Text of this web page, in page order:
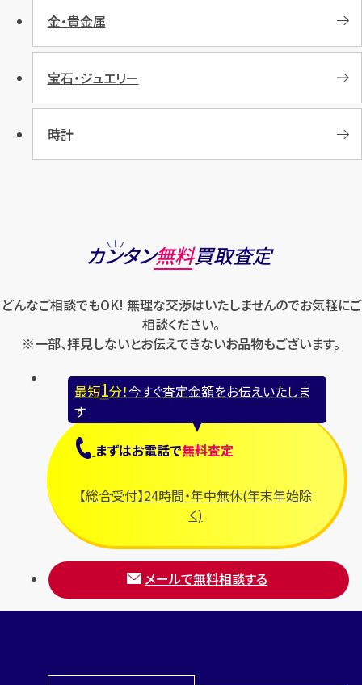
金・貴金属
宝石・ジュエリー
時計
カンタン無料買取査定
どんなご相談でもOK! 無理な交渉はいたしませんのでお気軽にご
相談ください。
※一部、拝見しないとお伝えできないお品物もございます。
最短1分！今すぐ査定金額をお伝えいたしま
す
まずはお電話で無料査定
【総合受付】24時間・年中無休(年末年始除
く)
メールで無料相談する